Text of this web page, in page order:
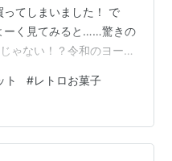
ってしまいました！ で
ーく見てみると……驚きの
ゃない！？令和のヨーグ
供の頃、左上には赤文
いましたよね。 しか
（アトリオン）」という
ヨーグレット、2023年に
ト #レトロお菓子